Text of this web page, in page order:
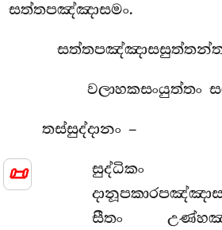
📜
සත්තපඤ්ඤාසමං.
වලාහකසංයුත්තං
තස්සුද්දානං –
සුද්ධිකං
සීතං